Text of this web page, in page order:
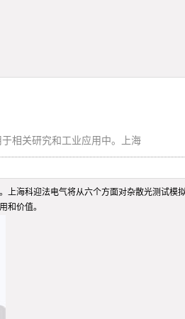
相关研究和工业应用中。上海
上海科迎法电气将从六个方面对杂散光测试模
和价值。